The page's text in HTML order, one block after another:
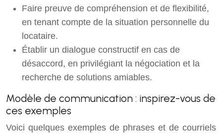
Faire preuve de compréhension et de flexibilité,
en tenant compte de la situation personnelle du
locataire.
Établir un dialogue constructif en cas de
désaccord, en privilégiant la négociation et la
recherche de solutions amiables.
Modèle de communication : inspirez-vous de
ces exemples
Voici quelques exemples de phrases et de courriels